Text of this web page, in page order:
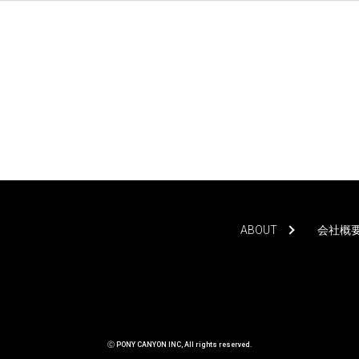
ABOUT 会社概
Ⓒ PONY CANYON INC, All rights reserved.